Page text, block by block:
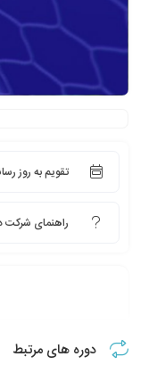
تقویم به روز
راهنمای شرکت
دوره های مرتبط